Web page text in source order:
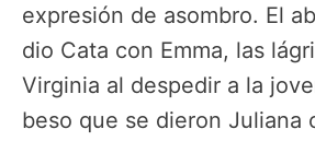
expresión de asombro. El
dio Cata con Emma, las
Virginia al despedir a la
beso que se dieron Juliana